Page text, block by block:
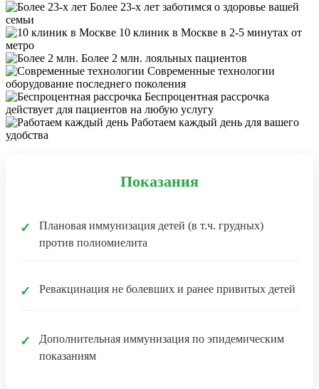
Более 23-х лет заботимся о здоровье вашей
семьи
10 клиник в Москве в 2-5 минутах от
метро
Более 2 млн. лояльных пациентов
Современные технологии
оборудование последнего поколения
Беспроцентная рассрочка
действует для пациентов на любую услугу
Работаем каждый день для вашего
удобства
Показания
✓
Плановая иммунизация детей (в т.ч. грудных)
против полиомиелита
✓ Ревакцинация не болевших и ранее привитых детей
✓
Дополнительная иммунизация по эпидемическим
показаниям